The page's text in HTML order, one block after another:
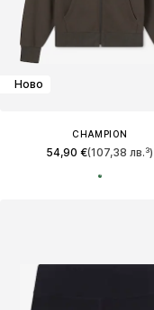
Ново
CHAMPION
54,90 €(107,38 лв.³)